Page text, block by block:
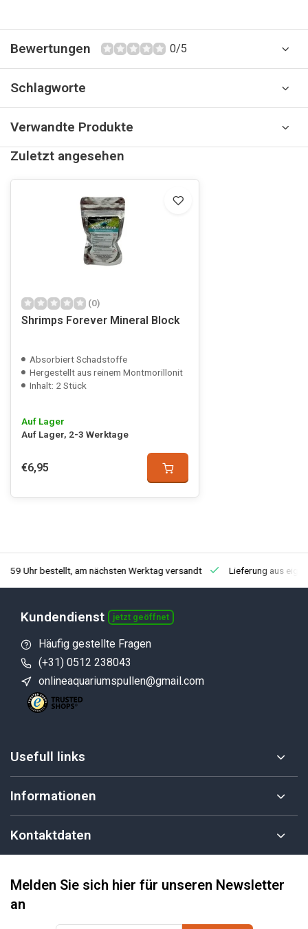
Bewertungen 0/5
Schlagworte
Verwandte Produkte
Zuletzt angesehen
(0)
Shrimps Forever Mineral Block
Absorbiert Schadstoffe
Hergestellt aus reinem Montmorillonit
Inhalt: 2 Stück
Auf Lager
Auf Lager, 2-3 Werktage
€6,95
Uhr bestellt, am nächsten Werktag versandt Lieferung aus
Kundendienst jetzt geöffnet
Häufig gestellte Fragen
(+31) 0512 238043
onlineaquariumspullen@gmail.com
Usefull links
Informationen
Kontaktdaten
Melden Sie sich hier für unseren Newsletter
an